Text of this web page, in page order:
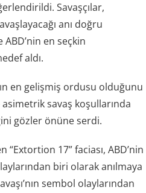
Savaşçılar,
anı doğru
en seçkin
aldı.
en gelişmiş ordusu olduğunu
savaş koşullarında
gözler önüne serdi.
17” faciası, ABD’nin
biri olarak anılmaya
sembol olaylarından